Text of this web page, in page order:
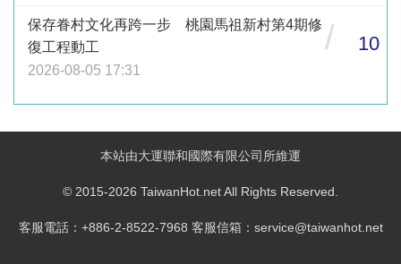
保存眷村文化再跨一步 桃園馬祖新村第4期修
復工程動工
2026-08-05 17:31
/ 10
本站由大運聯和國際有限公司所維運
© 2015-2026 TaiwanHot.net All Rights Reserved.
客服電話：+886-2-8522-7968 客服信箱：service@taiwanhot.net